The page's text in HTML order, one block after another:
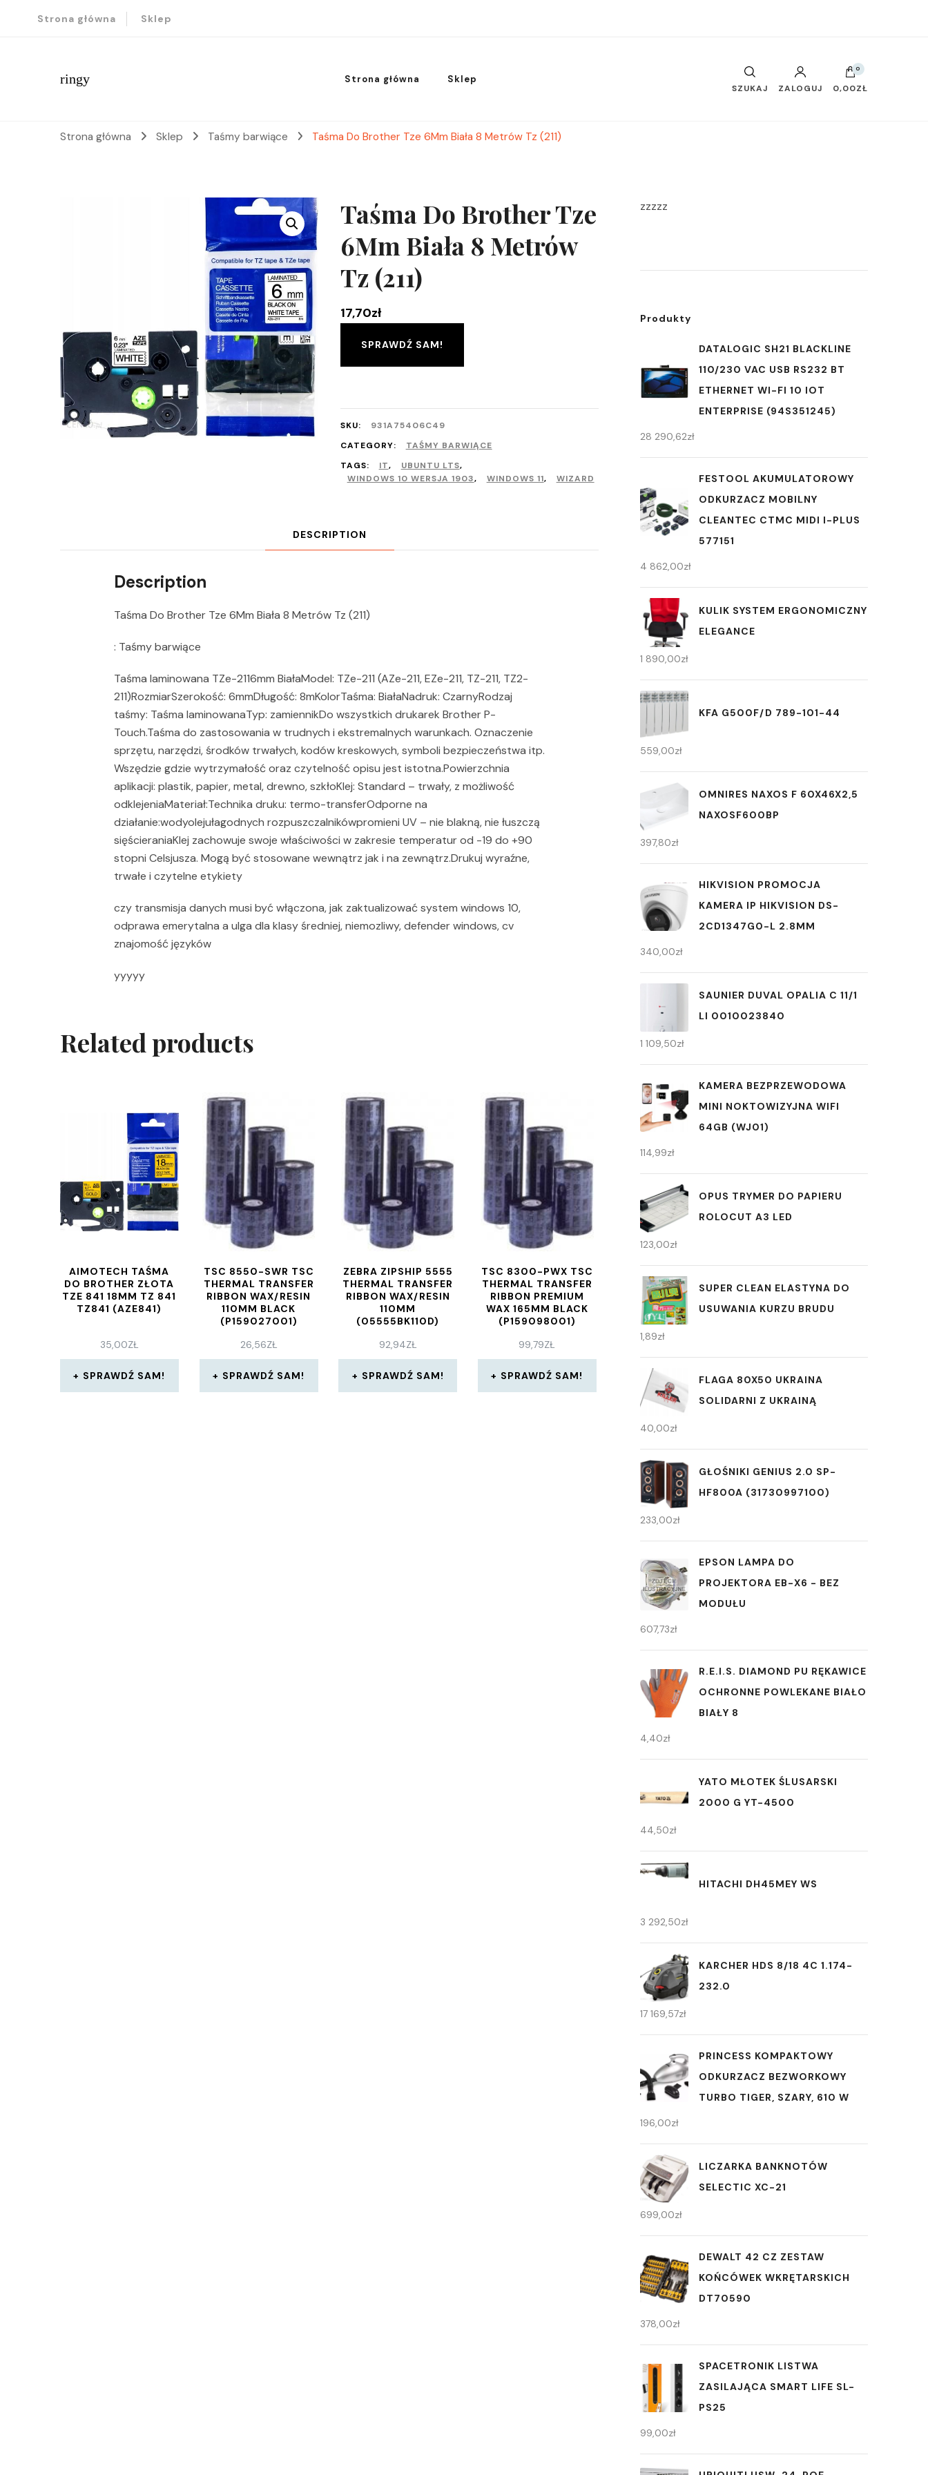
Strona główna Sklep
ringy Strona główna Sklep
SZUKAJ ZALOGUJ
0
0,00ZŁ
Strona główna Sklep Taśmy barwiące Taśma Do Brother Tze 6Mm Biała 8 Metrów Tz (211)
Taśma Do Brother Tze
6Mm Biała 8 Metrów
Tz (211)
17,70zł
SPRAWDŹ SAM!
SKU:
931A75406C49
CATEGORY:
TAŚMY BARWIĄCE
TAGS:
IT, UBUNTU LTS,
WINDOWS 10 WERSJA 1903, WINDOWS 11, WIZARD
DESCRIPTION
Description
Taśma Do Brother Tze 6Mm Biała 8 Metrów Tz (211)
: Taśmy barwiące
Taśma laminowana TZe-2116mm BiałaModel: TZe-211 (AZe-211, EZe-211, TZ-211, TZ2-
211)RozmiarSzerokość: 6mmDługość: 8mKolorTaśma: BiałaNadruk: CzarnyRodzaj
taśmy: Taśma laminowanaTyp: zamiennikDo wszystkich drukarek Brother P-
Touch.Taśma do zastosowania w trudnych i ekstremalnych warunkach. Oznaczenie
sprzętu, narzędzi, środków trwałych, kodów kreskowych, symboli bezpieczeństwa itp.
Wszędzie gdzie wytrzymałość oraz czytelność opisu jest istotna.Powierzchnia
aplikacji: plastik, papier, metal, drewno, szkłoKlej: Standard – trwały, z możliwość
odklejeniaMateriał:Technika druku: termo-transferOdporne na
działanie:wodyolejułagodnych rozpuszczalnikówpromieni UV – nie blakną, nie łuszczą
sięścieraniaKlej zachowuje swoje właściwości w zakresie temperatur od -19 do +90
stopni Celsjusza. Mogą być stosowane wewnątrz jak i na zewnątrz.Drukuj wyraźne,
trwałe i czytelne etykiety
czy transmisja danych musi być włączona, jak zaktualizować system windows 10,
odprawa emerytalna a ulga dla klasy średniej, niemozliwy, defender windows, cv
znajomość języków
yyyyy
Related products
AIMOTECH TAŚMA
DO BROTHER ZŁOTA
TZE 841 18MM TZ 841
TZ841 (AZE841)
35,00ZŁ
SPRAWDŹ SAM!
TSC 8550-SWR TSC
THERMAL TRANSFER
RIBBON WAX/RESIN
110MM BLACK
(P159027001)
26,56ZŁ
SPRAWDŹ SAM!
ZEBRA ZIPSHIP 5555
THERMAL TRANSFER
RIBBON WAX/RESIN
110MM
(05555BK110D)
92,94ZŁ
SPRAWDŹ SAM!
TSC 8300-PWX TSC
THERMAL TRANSFER
RIBBON PREMIUM
WAX 165MM BLACK
(P159098001)
99,79ZŁ
SPRAWDŹ SAM!
zzzzz
Produkty
DATALOGIC SH21 BLACKLINE
110/230 VAC USB RS232 BT
ETHERNET WI-FI 10 IOT
ENTERPRISE (94S351245)
28 290,62zł
FESTOOL AKUMULATOROWY
ODKURZACZ MOBILNY
CLEANTEC CTMC MIDI I-PLUS
577151
4 862,00zł
KULIK SYSTEM ERGONOMICZNY
ELEGANCE
1 890,00zł
KFA G500F/D 789-101-44
559,00zł
OMNIRES NAXOS F 60X46X2,5
NAXOSF600BP
397,80zł
HIKVISION PROMOCJA
KAMERA IP HIKVISION DS-
2CD1347G0-L 2.8MM
340,00zł
SAUNIER DUVAL OPALIA C 11/1
LI 0010023840
1 109,50zł
KAMERA BEZPRZEWODOWA
MINI NOKTOWIZYJNA WIFI
64GB (WJ01)
114,99zł
OPUS TRYMER DO PAPIERU
ROLOCUT A3 LED
123,00zł
SUPER CLEAN ELASTYNA DO
USUWANIA KURZU BRUDU
1,89zł
FLAGA 80X50 UKRAINA
SOLIDARNI Z UKRAINĄ
40,00zł
GŁOŚNIKI GENIUS 2.0 SP-
HF800A (31730997100)
233,00zł
EPSON LAMPA DO
PROJEKTORA EB-X6 - BEZ
MODUŁU
607,73zł
R.E.I.S. DIAMOND PU RĘKAWICE
OCHRONNE POWLEKANE BIAŁO
BIAŁY 8
4,40zł
YATO MŁOTEK ŚLUSARSKI
2000 G YT-4500
44,50zł
HITACHI DH45MEY WS
3 292,50zł
KARCHER HDS 8/18 4C 1.174-
232.0
17 169,57zł
PRINCESS KOMPAKTOWY
ODKURZACZ BEZWORKOWY
TURBO TIGER, SZARY, 610 W
196,00zł
LICZARKA BANKNOTÓW
SELECTIC XC-21
699,00zł
DEWALT 42 CZ ZESTAW
KOŃCÓWEK WKRĘTARSKICH
DT70590
378,00zł
SPACETRONIK LISTWA
ZASILAJĄCA SMART LIFE SL-
PS25
99,00zł